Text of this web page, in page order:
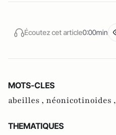
Écoutez cet article0:00min
MOTS-CLES
abeilles , néonicotinoides ,
THEMATIQUES